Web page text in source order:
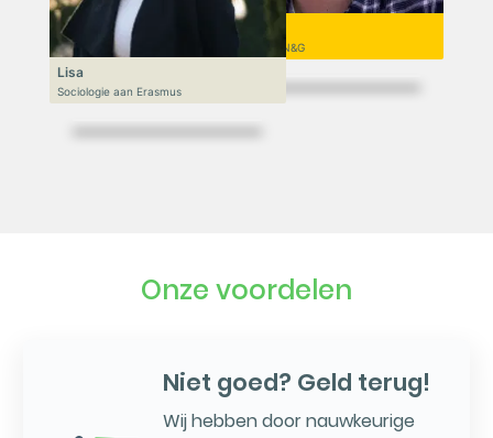
Niek
VWO 6, N&T/N&G
Lisa
Sociologie aan Erasmus
Onze voordelen
Niet goed? Geld terug!
Wij hebben door nauwkeurige